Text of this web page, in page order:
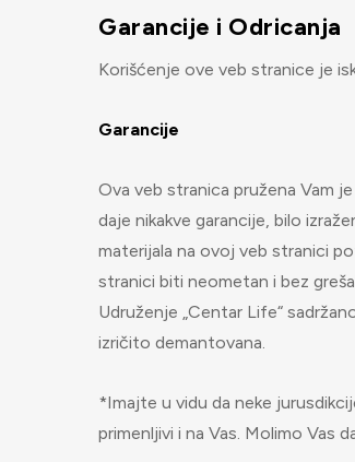
Garancije i Odricanja
Korišćenje ove veb stranice je
Garancije
Ova veb stranica pružena Vam
daje nikakve garancije, bilo
materijala na ovoj veb stranici
stranici biti neometan i bez
Udruženje „Centar Life“
izričito demantovana.
*Imajte u vidu da neke
primenljivi i na Vas. Molimo Vas